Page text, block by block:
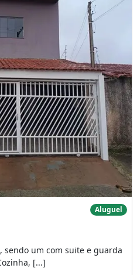
Aluguel
sendo um com suite e guarda
[...]